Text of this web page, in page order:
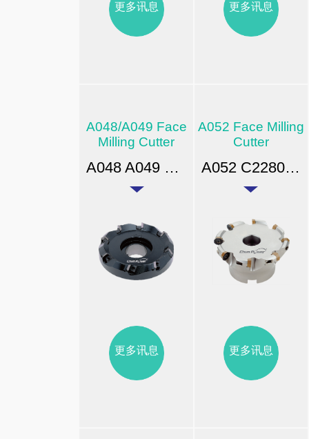
更多讯息 更多讯息
A048/A049 Face
Milling Cutter
A048 A049 545,445 45° 平面铣刀
更多讯息
A052 Face Milling
Cutter
A052 C2280 八角平面铣刀
更多讯息